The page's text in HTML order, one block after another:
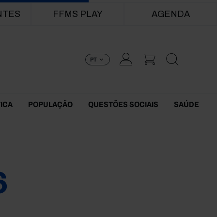
FFMS PLAY AGENDA
PT
POPULAÇÃO QUESTÕES SOCIAIS SAÚDE